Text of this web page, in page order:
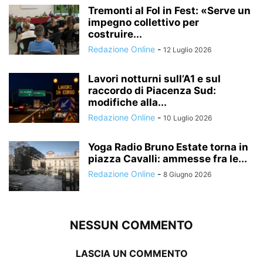
Tremonti al Fol in Fest: «Serve un
impegno collettivo per
costruire...
Redazione Online - 12 Luglio 2026
Lavori notturni sull’A1 e sul
raccordo di Piacenza Sud:
modifiche alla...
Redazione Online - 10 Luglio 2026
Yoga Radio Bruno Estate torna in
piazza Cavalli: ammesse fra le...
Redazione Online - 8 Giugno 2026
NESSUN COMMENTO
LASCIA UN COMMENTO